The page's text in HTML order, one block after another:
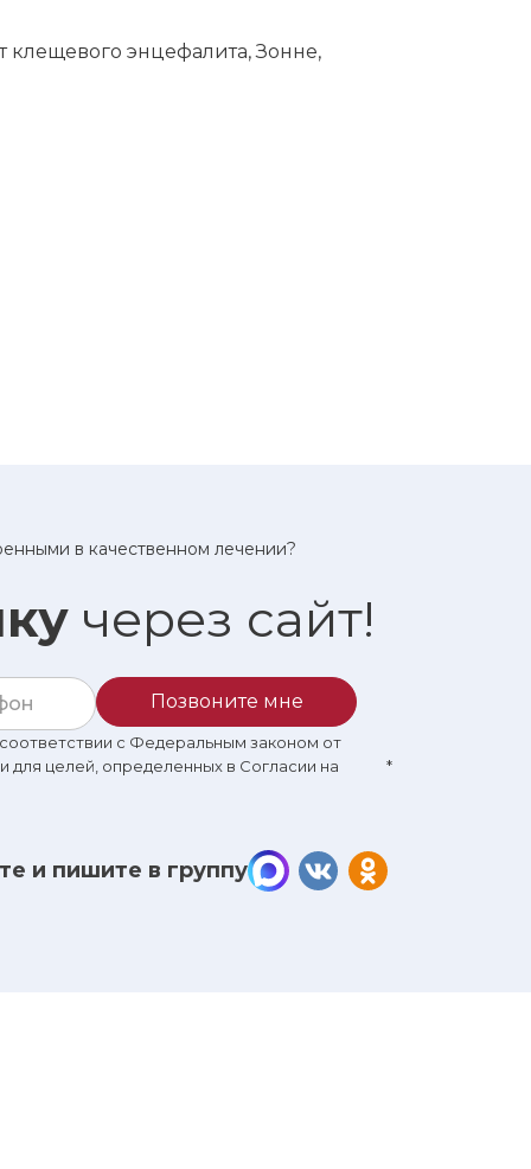
энцефалита, Зонне,
в качественном лечении?
через сайт!
с Федеральным законом от
для целей, определенных в Согласии на
*
Позвоните мне
и пишите в группу